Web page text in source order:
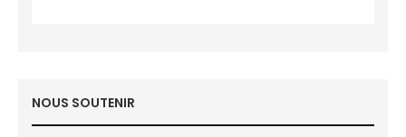
NOUS SOUTENIR